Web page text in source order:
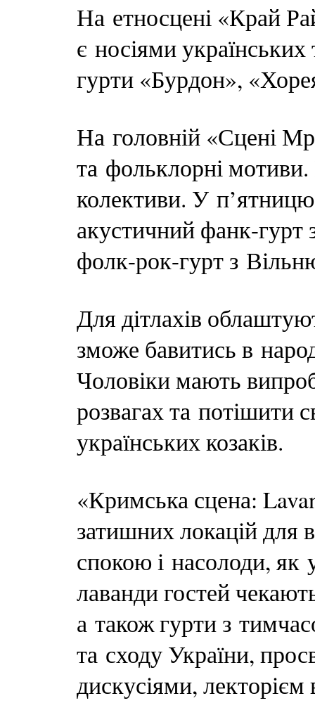
На етносцені «Край
є носіями
гурти «Бурдон»,
На головній «Сцені
та фольклорні
колективи. У
акустичний фанк-
фолк-рок-гурт з
Для дітлахів
зможе бавитись в
Чоловіки мають
розвагах та потішити
українських козаків.
«Кримська сцена:
затишних локацій для
спокою і насолоди,
лаванди гостей
а також гурти з
та сходу України,
дискусіями,